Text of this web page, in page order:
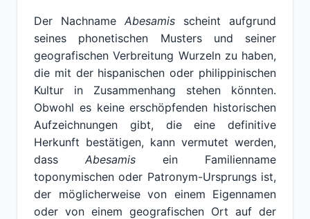
Der Nachname Abesamis scheint aufgrund
seines phonetischen Musters und seiner
geografischen Verbreitung Wurzeln zu haben,
die mit der hispanischen oder philippinischen
Kultur in Zusammenhang stehen könnten.
Obwohl es keine erschöpfenden historischen
Aufzeichnungen gibt, die eine definitive
Herkunft bestätigen, kann vermutet werden,
dass Abesamis ein Familienname
toponymischen oder Patronym-Ursprungs ist,
der möglicherweise von einem Eigennamen
oder von einem geografischen Ort auf der